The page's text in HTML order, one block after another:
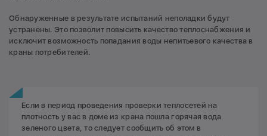
Обнаруженные в результате испытаний неполадки будут
устранены. Это позволит повысить качество теплоснабжения и
исключит возможность попадания воды непитьевого качества в
краны потребителей.
Если в период проведения проверки теплосетей на
плотность у вас в доме из крана пошла горячая вода
зеленого цвета, то следует сообщить об этом в